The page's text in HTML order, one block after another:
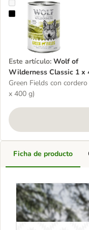
Wolf of Wilderness
Este artículo: Wolf of
Wilderness Classic 1 x
g
Green Fields con
x 400 g)
Ficha de producto